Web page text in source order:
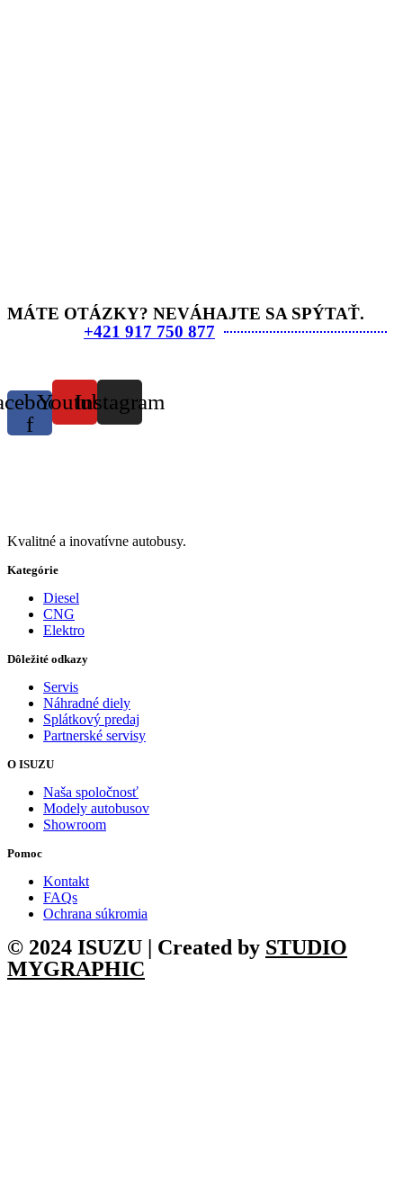
MÁTE OTÁZKY? NEVÁHAJTE SA SPÝTAŤ.
+421 917 750 877
f
YoutubeInstagram
Kvalitné a inovatívne autobusy.
Kategórie
Diesel
CNG
Elektro
Dôležité odkazy
Servis
Náhradné diely
Splátkový predaj
Partnerské servisy
O ISUZU
Naša spoločnosť
Modely autobusov
Showroom
Pomoc
Kontakt
FAQs
Ochrana súkromia
© 2024 ISUZU | Created by STUDIO
MYGRAPHIC